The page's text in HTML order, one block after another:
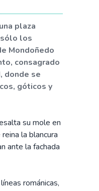
plaza
los
Mondoñedo
consagrado
donde se
góticos y
su mole en
la blancura
ante la fachada
románicas,